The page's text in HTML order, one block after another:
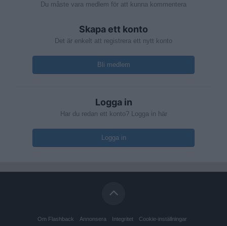
Du måste vara medlem för att kunna kommentera
Skapa ett konto
Det är enkelt att registrera ett nytt konto
Bli medlem
Logga in
Har du redan ett konto? Logga in här
Logga in
Om Flashback Annonsera Integritet Cookie-inställningar